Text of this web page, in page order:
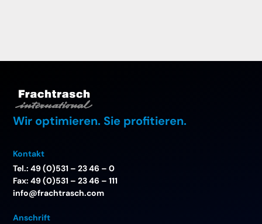
Wir optimieren. Sie profitieren.
Kontakt
Tel.: 49 (0)531 – 23 46 – 0
Fax: 49 (0)531 – 23 46 – 111
info@frachtrasch.com
Anschrift